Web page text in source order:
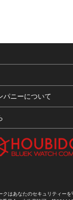
パニーについて
クはあなたのセキュリティーを